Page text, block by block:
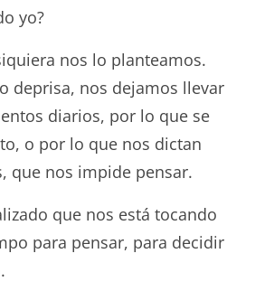
yo?
nos lo planteamos.
deprisa, nos dejamos llevar
diarios, por lo que se
o por lo que nos dictan
que nos impide pensar.
que nos está tocando
para pensar, para decidir